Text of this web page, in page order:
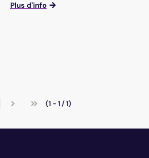
Plus d'info
(1 - 1 / 1)